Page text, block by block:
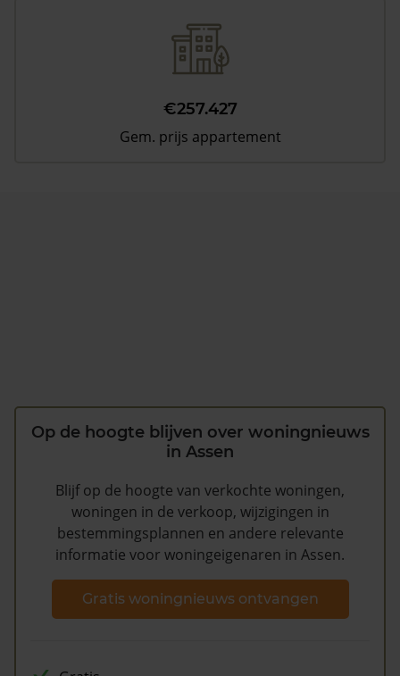
€257.427
Gem. prijs appartement
Op de hoogte blijven over woningnieuws
in Assen
Blijf op de hoogte van verkochte woningen,
woningen in de verkoop, wijzigingen in
bestemmingsplannen en andere relevante
informatie voor woningeigenaren in Assen.
Gratis woningnieuws ontvangen